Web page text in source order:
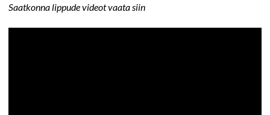
Saatkonna lippude videot vaata siin